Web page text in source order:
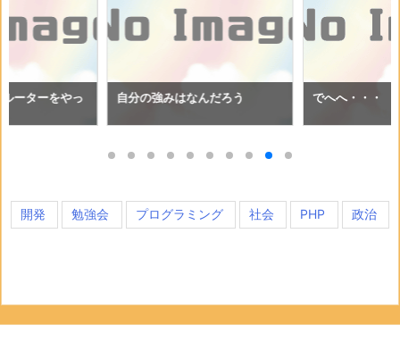
ーターをやっ 自分の強みはなんだろう でへへ・・・
開発 勉強会 プログラミング 社会 PHP 政治